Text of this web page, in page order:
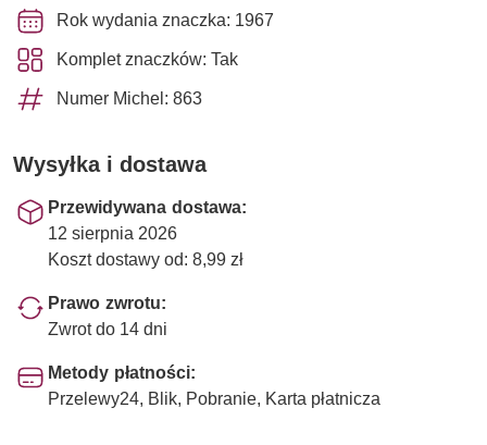
Rok wydania znaczka: 1967
Komplet znaczków: Tak
Numer Michel: 863
Wysyłka i dostawa
Przewidywana dostawa:
12 sierpnia 2026
Koszt dostawy od: 8,99 zł
Prawo zwrotu:
Zwrot do 14 dni
Metody płatności:
Przelewy24, Blik, Pobranie, Karta płatnicza